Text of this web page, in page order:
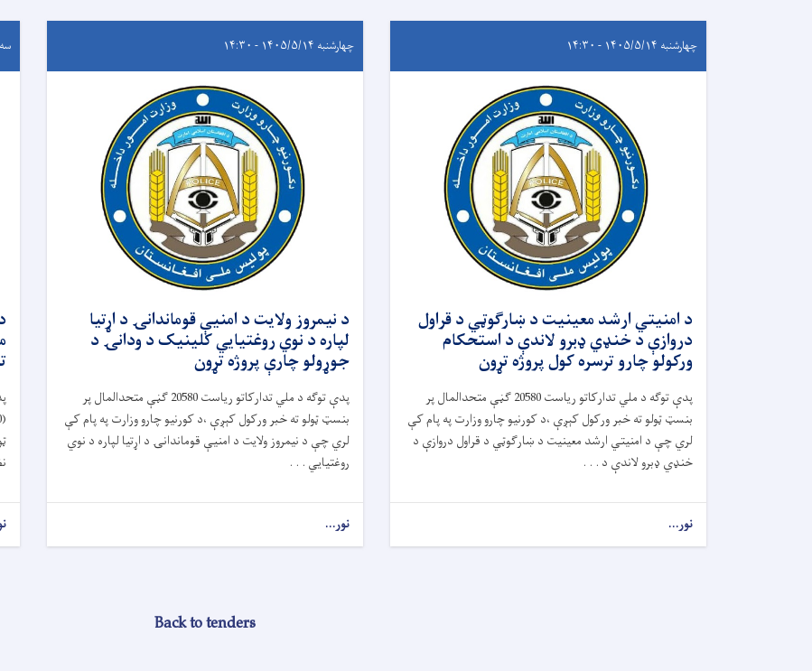
چهارشنبه ۱۴۰۵/۵/۱۴ - ۱۴:۳۰
د امنیتي ارشد معینیت د ښارګوټي د قراول
دروازې د خنډي ډبرو لاندې د استحکام
ورکولو چارو ترسره کول پروژه تړون
پدې توګه د ملي تدارکاتو ریاست 20580 ګڼې متحدالمال پر
بنسټ ټولو ته خبر ورکول کېږې ،د کورنیو چارو وزارت په پام کې
لري چې د امنیتي ارشد معینیت د ښارګوټي د قراول دروازې د
خنډي ډبرو لاندې د . . .
نور...
چهارشنبه ۱۴۰۵/۵/۱۴ - ۱۴:۳۰
د نیمروز ولایت د امنیې قوماندانۍ د اړتیا
لپاره د نوي روغتیايي کلینیک د ودانۍ د
جوړولو چارې پروژه تړون
پدې توګه د ملي تدارکاتو ریاست 20580 ګڼې متحدالمال پر
بنسټ ټولو ته خبر ورکول کېږې ،د کورنیو چارو وزارت په پام کې
لري چې د نیمروز ولایت د امنیې قوماندانۍ د اړتیا لپاره د نوي
روغتیايي . . .
نور...
Back to tenders